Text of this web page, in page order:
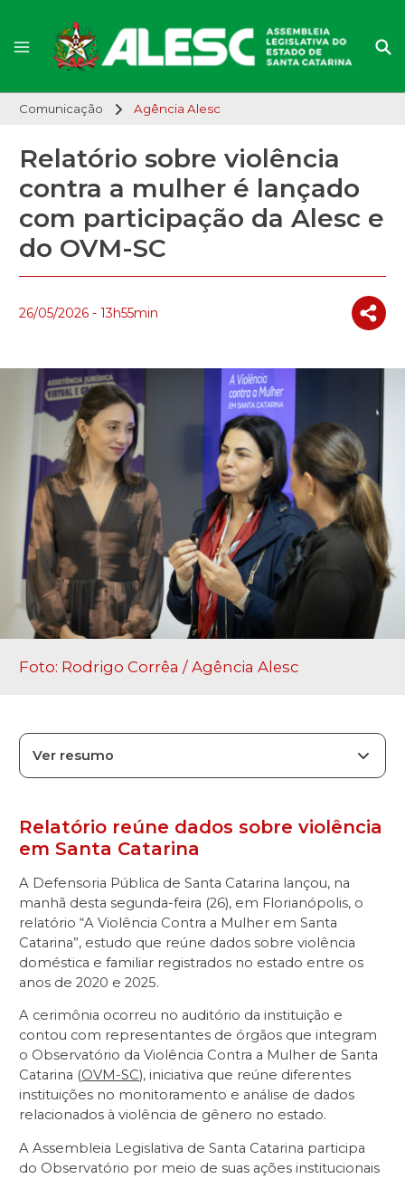
Comunicação Agência Alesc
Relatório sobre violência
contra a mulher é lançado
com participação da Alesc e
do OVM-SC
26/05/2026 - 13h55min
Foto: Rodrigo Corrêa / Agência Alesc
Ver resumo
Relatório reúne dados sobre violência
em Santa Catarina
A Defensoria Pública de Santa Catarina lançou, na
manhã desta segunda-feira (26), em Florianópolis, o
relatório “A Violência Contra a Mulher em Santa
Catarina”, estudo que reúne dados sobre violência
doméstica e familiar registrados no estado entre os
anos de 2020 e 2025.
A cerimônia ocorreu no auditório da instituição e
contou com representantes de órgãos que integram
o Observatório da Violência Contra a Mulher de Santa
Catarina (OVM-SC), iniciativa que reúne diferentes
instituições no monitoramento e análise de dados
relacionados à violência de gênero no estado.
A Assembleia Legislativa de Santa Catarina participa
do Observatório por meio de suas ações institucionais